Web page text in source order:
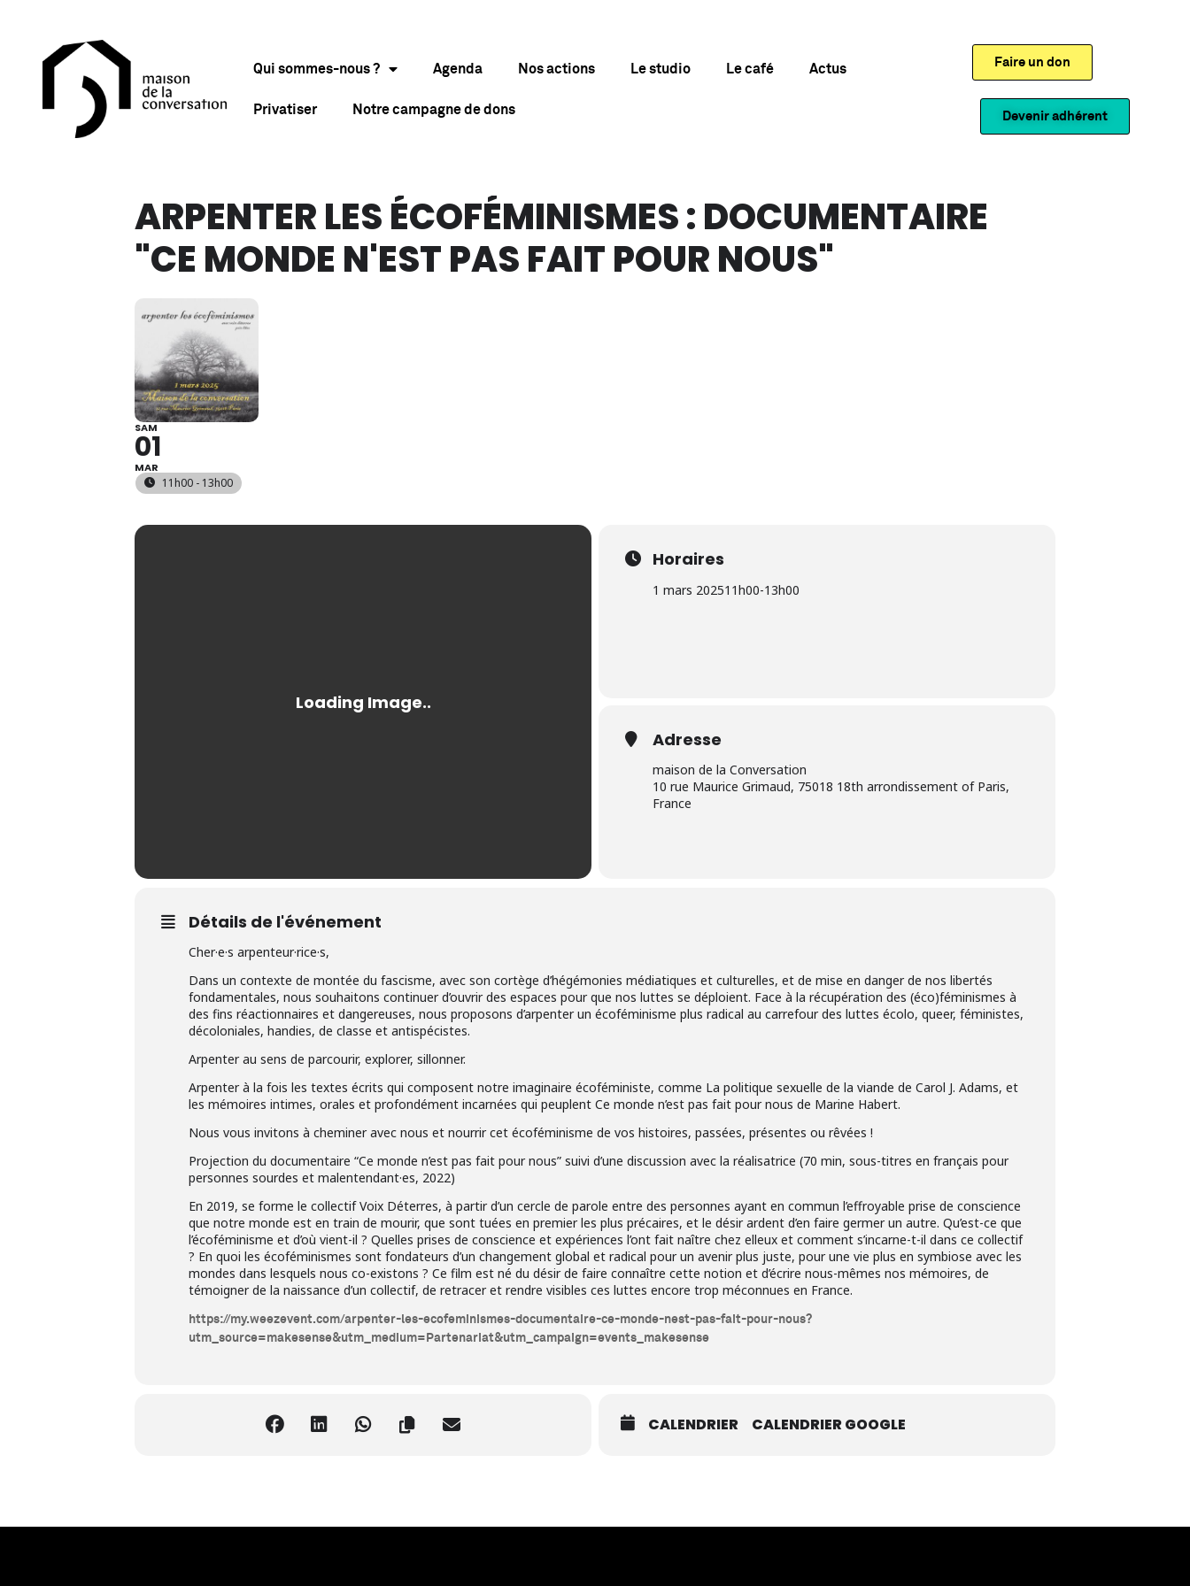
Qui sommes-nous ? Agenda Nos actions Le studio Le café Actus
Privatiser Notre campagne de dons
Faire un don
Devenir adhérent
ARPENTER LES ÉCOFÉMINISMES : DOCUMENTAIRE
"CE MONDE N'EST PAS FAIT POUR NOUS"
SAM
01
MAR
11h00 - 13h00
Horaires
1 mars 202511h00-13h00
Adresse
maison de la Conversation
10 rue Maurice Grimaud, 75018 18th arrondissement of Paris,
France
Détails de l'événement
Cher·e·s arpenteur·rice·s,
Dans un contexte de montée du fascisme, avec son cortège d’hégémonies médiatiques et culturelles, et de mise en danger de nos libertés
fondamentales, nous souhaitons continuer d’ouvrir des espaces pour que nos luttes se déploient. Face à la récupération des (éco)féminismes à
des fins réactionnaires et dangereuses, nous proposons d’arpenter un écoféminisme plus radical au carrefour des luttes écolo, queer, féministes,
décoloniales, handies, de classe et antispécistes.
Arpenter au sens de parcourir, explorer, sillonner.
Arpenter à la fois les textes écrits qui composent notre imaginaire écoféministe, comme La politique sexuelle de la viande de Carol J. Adams, et
les mémoires intimes, orales et profondément incarnées qui peuplent Ce monde n’est pas fait pour nous de Marine Habert.
Nous vous invitons à cheminer avec nous et nourrir cet écoféminisme de vos histoires, passées, présentes ou rêvées !
Projection du documentaire “Ce monde n’est pas fait pour nous” suivi d’une discussion avec la réalisatrice (70 min, sous-titres en français pour
personnes sourdes et malentendant·es, 2022)
En 2019, se forme le collectif Voix Déterres, à partir d’un cercle de parole entre des personnes ayant en commun l’effroyable prise de conscience
que notre monde est en train de mourir, que sont tuées en premier les plus précaires, et le désir ardent d’en faire germer un autre. Qu’est-ce que
l’écoféminisme et d’où vient-il ? Quelles prises de conscience et expériences l’ont fait naître chez elleux et comment s’incarne-t-il dans ce collectif
? En quoi les écoféminismes sont fondateurs d’un changement global et radical pour un avenir plus juste, pour une vie plus en symbiose avec les
mondes dans lesquels nous co-existons ? Ce film est né du désir de faire connaître cette notion et d’écrire nous-mêmes nos mémoires, de
témoigner de la naissance d’un collectif, de retracer et rendre visibles ces luttes encore trop méconnues en France.
https://my.weezevent.com/arpenter-les-ecofeminismes-documentaire-ce-monde-nest-pas-fait-pour-nous?
utm_source=makesense&utm_medium=Partenariat&utm_campaign=events_makesense
CALENDRIER CALENDRIER GOOGLE